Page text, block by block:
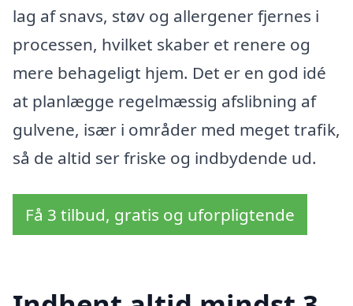
lag af snavs, støv og allergener fjernes i
processen, hvilket skaber et renere og
mere behageligt hjem. Det er en god idé
at planlægge regelmæssig afslibning af
gulvene, især i områder med meget trafik,
så de altid ser friske og indbydende ud.
Få 3 tilbud, gratis og uforpligtende